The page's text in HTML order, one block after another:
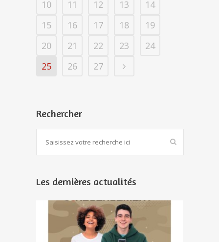
10
11 12 13
14
15
16 17 18
19
20
21 22 23
24
25
26 27
Rechercher
Les dernières actualités